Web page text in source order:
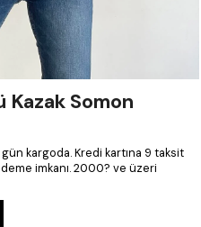
Kazak Somon
kargoda.Kredi kartına 9 taksit
imkanı.2000? ve üzeri